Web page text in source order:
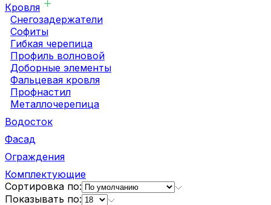
Кровля
Снегозадержатели
Софиты
Гибкая черепица
Профиль волновой
Доборные элементы
Фальцевая кровля
Профнастил
Металлочерепица
Водосток
Фасад
Ограждения
Комплектующие
Сортировка по:
Показывать по: